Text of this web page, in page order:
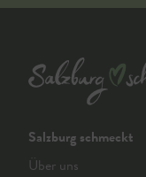
Salzburg schmeckt
Über uns